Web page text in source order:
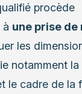
procède
à une prise de
les
notamment
le cadre de la